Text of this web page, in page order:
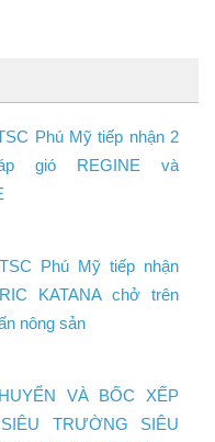
Phú Mỹ tiếp nhận 2
gió REGINE và
Phú Mỹ tiếp nhận
KATANA chở trên
nông sản
VÀ BỐC XẾP
TRƯỜNG SIÊU